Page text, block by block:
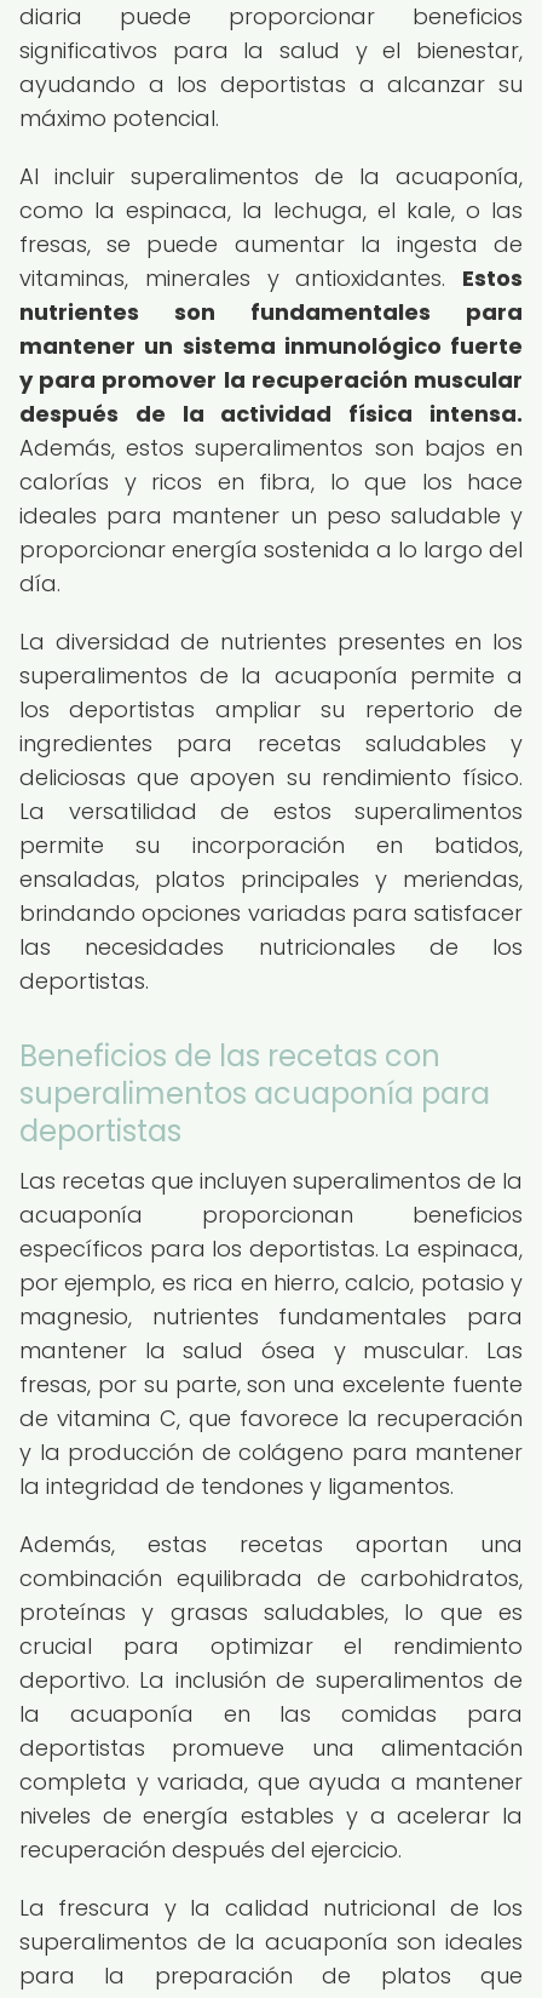
diaria puede proporcionar beneficios
significativos para la salud y el bienestar,
ayudando a los deportistas a alcanzar su
máximo potencial.
Al incluir superalimentos de la acuaponía,
como la espinaca, la lechuga, el kale, o las
fresas, se puede aumentar la ingesta de
vitaminas, minerales y antioxidantes. Estos
nutrientes son fundamentales para
mantener un sistema inmunológico fuerte
y para promover la recuperación muscular
después de la actividad física intensa.
Además, estos superalimentos son bajos en
calorías y ricos en fibra, lo que los hace
ideales para mantener un peso saludable y
proporcionar energía sostenida a lo largo del
día.
La diversidad de nutrientes presentes en los
superalimentos de la acuaponía permite a
los deportistas ampliar su repertorio de
ingredientes para recetas saludables y
deliciosas que apoyen su rendimiento físico.
La versatilidad de estos superalimentos
permite su incorporación en batidos,
ensaladas, platos principales y meriendas,
brindando opciones variadas para satisfacer
las necesidades nutricionales de los
deportistas.
Beneficios de las recetas con
superalimentos acuaponía para
deportistas
Las recetas que incluyen superalimentos de la
acuaponía proporcionan beneficios
específicos para los deportistas. La espinaca,
por ejemplo, es rica en hierro, calcio, potasio y
magnesio, nutrientes fundamentales para
mantener la salud ósea y muscular. Las
fresas, por su parte, son una excelente fuente
de vitamina C, que favorece la recuperación
y la producción de colágeno para mantener
la integridad de tendones y ligamentos.
Además, estas recetas aportan una
combinación equilibrada de carbohidratos,
proteínas y grasas saludables, lo que es
crucial para optimizar el rendimiento
deportivo. La inclusión de superalimentos de
la acuaponía en las comidas para
deportistas promueve una alimentación
completa y variada, que ayuda a mantener
niveles de energía estables y a acelerar la
recuperación después del ejercicio.
La frescura y la calidad nutricional de los
superalimentos de la acuaponía son ideales
para la preparación de platos que